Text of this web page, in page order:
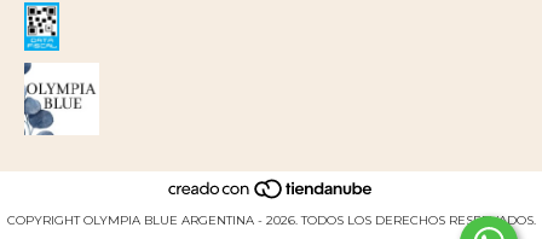
COPYRIGHT OLYMPIA BLUE ARGENTINA - 2026. TODOS LOS DERECHOS RESERVADOS.